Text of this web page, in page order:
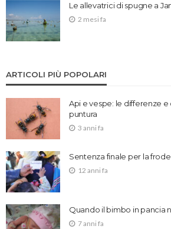
Le allevatrici di spugne a
2 mesi fa
ARTICOLI PIÙ POPOLARI
Api e vespe: le differenze e
puntura
3 anni fa
Sentenza finale per la
12 anni fa
Quando il bimbo in pancia
7 anni fa